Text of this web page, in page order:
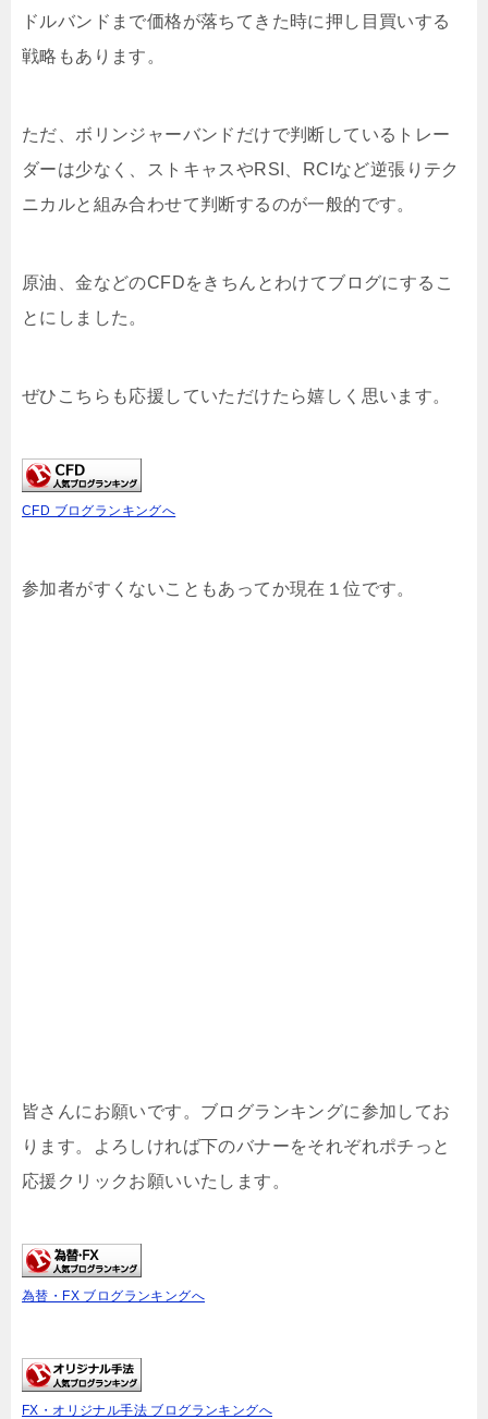
ドルバンドまで価格が落ちてきた時に押し目買いする
戦略もあります。
ただ、ボリンジャーバンドだけで判断しているトレー
ダーは少なく、ストキャスやRSI、RCIなど逆張りテク
ニカルと組み合わせて判断するのが一般的です。
原油、金などのCFDをきちんとわけてブログにするこ
とにしました。
ぜひこちらも応援していただけたら嬉しく思います。
CFD ブログランキングへ
参加者がすくないこともあってか現在１位です。
皆さんにお願いです。ブログランキングに参加してお
ります。よろしければ下のバナーをそれぞれポチっと
応援クリックお願いいたします。
為替・FX ブログランキングへ
FX・オリジナル手法 ブログランキングへ